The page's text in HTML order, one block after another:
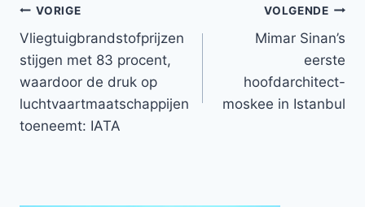
Bericht
navigatie
VORIGE
Vliegtuigbrandstofprijzen
stijgen met 83 procent,
waardoor de druk op
luchtvaartmaatschappijen
toeneemt: IATA
VOLGENDE
Mimar Sinan’s
eerste
hoofdarchitect-
moskee in Istanbul